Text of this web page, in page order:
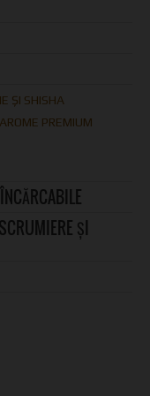
ȘI SHISHA
PREMIUM
ȘI